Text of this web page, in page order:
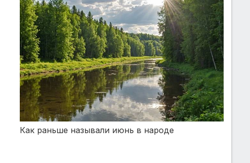
Как раньше называли июнь в народе